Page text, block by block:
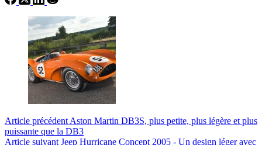
Article précédent Aston Martin DB3S, plus petite, plus légère et plus
puissante que la DB3
Article suivant Jeep Hurricane Concept 2005 - Un design léger avec